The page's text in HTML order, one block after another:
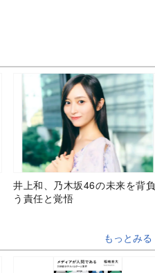
井上和、乃木坂46の未来を背負
う責任と覚悟
もっとみる